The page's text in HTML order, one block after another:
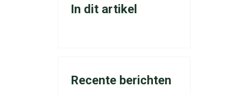
In dit artikel
Recente berichten